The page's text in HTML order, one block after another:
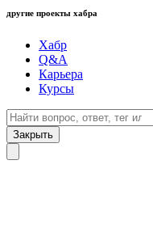
другие проекты хабра
Хабр
Q&A
Карьера
Курсы
Закрыть